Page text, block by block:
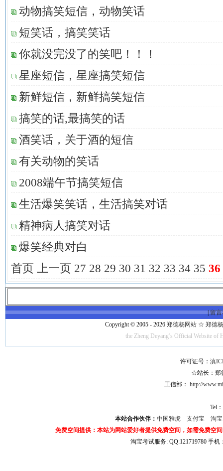
动物搞笑短信，动物笑话
短笑话，搞笑笑话
你就没完没了的笑吧！！！
星座短信，星座搞笑短信
新鲜短信，新鲜搞笑短信
搞笑的话,最搞笑的话
酒笑话，关于酒的短信
有关动物的笑话
2008端午节搞笑短信
生活爆笑笑话，生活搞笑对话
精神病人搞笑对话
爆笑经典对白
首页
上一页 27 28 29 30 31 32 33 34 35 36
|留
Copyright © 2005 - 2026 郑德杨网站 ☆ 郑德杨
the Zheng Deyang’s Official Website
许可证号： 滇
☆站长：郑
工信部： http://
Tel
本站合作伙伴： 中国雅虎 支付宝
淘
免费空间提供：本站为网站爱好者提供免费空间，如需免费空
淘宝考试服务: QQ:121719780 手